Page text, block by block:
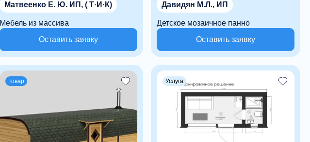
Матвеенко Е. Ю. ИП, ( Т·И·К)
Мебель из массива
Оставить заявку
Давидян М.Л., ИП
Детское мозаичное панно
Оставить заявку
Товар Услуга